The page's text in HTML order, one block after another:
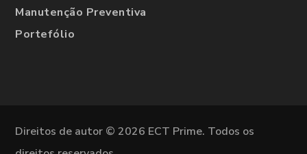
Manutenção Preventiva
Portefólio
Direitos de autor © 2026 ECT Prime. Todos os